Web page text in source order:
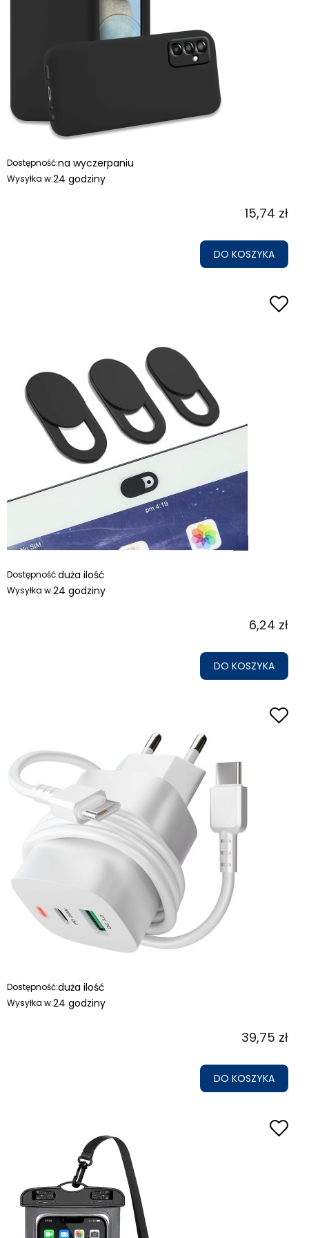
Dostępność:na wyczerpaniu
Wysyłka w:24 godziny
15,74 zł
DO KOSZYKA
Dostępność:duża ilość
Wysyłka w:24 godziny
6,24 zł
DO KOSZYKA
Dostępność:duża ilość
Wysyłka w:24 godziny
39,75 zł
DO KOSZYKA